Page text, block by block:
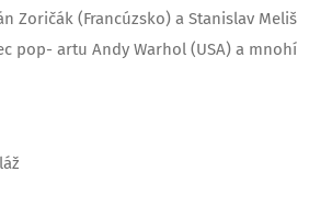
Zoričák (Francúzsko) a Stanislav Meliš
pop- artu Andy Warhol (USA) a mnohí